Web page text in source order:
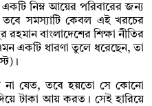
নিম্ন আয়ের পরিবারের জন্য
সমস্যাটি কেবল এই খরচের
বাংলাদেশের শিক্ষা নীতির
একটি ধারণা তুলে ধরেছেন, তা
না যেত, তবে হয়তো সে কোনো
টাকা আয় করত। সেই হারিয়ে